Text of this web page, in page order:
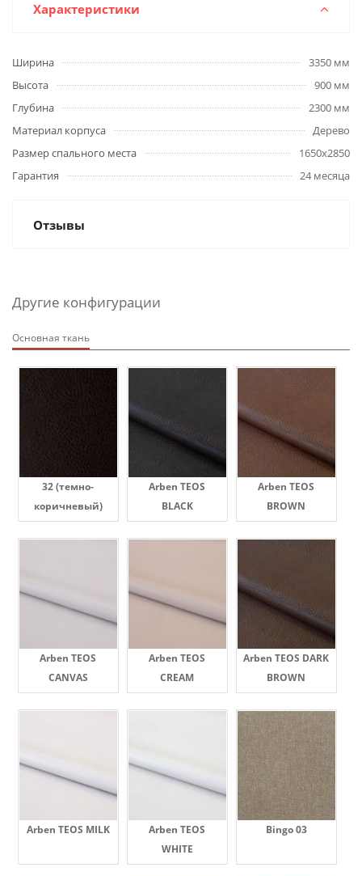
Характеристики
Ширина
3350 мм
Высота
900 мм
Глубина
2300 мм
Материал корпуса
Дерево
Размер спального места
1650х2850
Гарантия
24 месяца
Отзывы
Другие конфигурации
Основная ткань
32 (темно-
коричневый)
Arben TEOS
BLACK
Arben TEOS
BROWN
Arben TEOS
CANVAS
Arben TEOS
CREAM
Arben TEOS DARK
BROWN
Arben TEOS MILK
Arben TEOS
WHITE
Bingo 03